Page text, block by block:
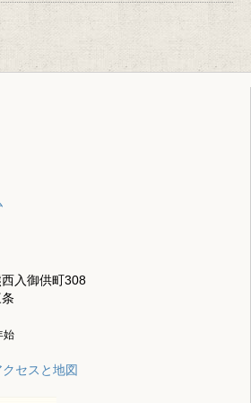
入御供町308
始
セスと地図